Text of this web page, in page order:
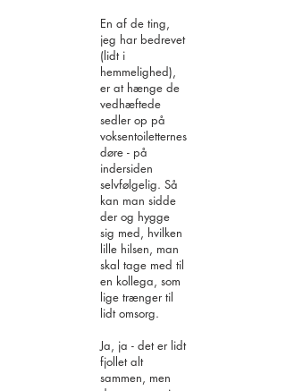
En af de ting,
jeg har bedrevet
(lidt i
hemmelighed),
er at hænge de
vedhæftede
sedler op på
voksentoiletternes
døre - på
indersiden
selvfølgelig. Så
kan man sidde
der og hygge
sig med, hvilken
lille hilsen, man
skal tage med til
en kollega, som
lige trænger til
lidt omsorg.
Ja, ja - det er lidt
fjollet alt
sammen, men